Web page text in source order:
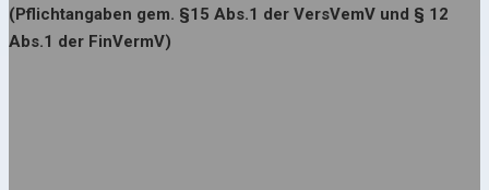
(Pflichtangaben gem. §15 Abs.1 der VersVemV und § 12
Abs.1 der FinVermV)